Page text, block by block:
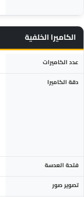
الكاميرا الخلفية
المواصفة التفاصيلعدد الكاميرات
دقة الكاميرا
فتحة العدسة
تصوير صور